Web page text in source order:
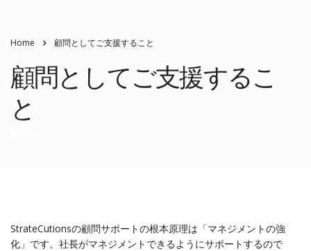
Home 顧問としてご支援すること
顧問としてご支援するこ
と
StrateCutionsの顧問サポートの根本原理は「マネジメントの強
化」です。社長がマネジメントできるようにサポートするので